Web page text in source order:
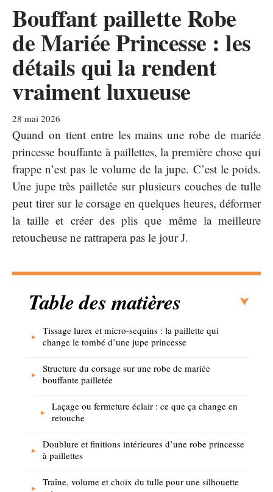
Bouffant paillette Robe
de Mariée Princesse : les
détails qui la rendent
vraiment luxueuse
28 mai 2026
Quand on tient entre les mains une robe de mariée
princesse bouffante à paillettes, la première chose qui
frappe n’est pas le volume de la jupe. C’est le poids.
Une jupe très pailletée sur plusieurs couches de tulle
peut tirer sur le corsage en quelques heures, déformer
la taille et créer des plis que même la meilleure
retoucheuse ne rattrapera pas le jour J.
Table des matières
Tissage lurex et micro-sequins : la paillette qui
change le tombé d’une jupe princesse
Structure du corsage sur une robe de mariée
bouffante pailletée
Laçage ou fermeture éclair : ce que ça change en
retouche
Doublure et finitions intérieures d’une robe princesse
à paillettes
Traîne, volume et choix du tulle pour une silhouette